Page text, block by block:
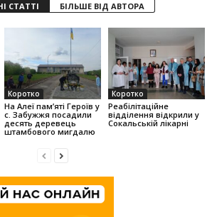
СТАТТІ БІЛЬШЕ ВІД АВТОРА
Коротко
На Алеї па­м’яті Героїв у
с. Забужжя поса­дили
десять деревець
штамбо­вого мигдалю
Коротко
Реабілітаційне
відділення відкрили у
Сокальській лікарні